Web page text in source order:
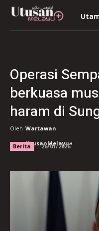
Operasi
berkuasa
haram di
Oleh Wartawan
UtusanMelayu+
Berita 26/01/2026